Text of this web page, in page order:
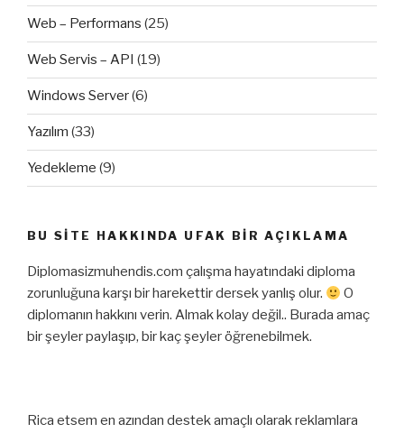
Web – Performans (25)
Web Servis – API (19)
Windows Server(6)
Yazılım (33)
Yedekleme (9)
BU SITE HAKKINDA UFAK BIR AÇIKLAMA
Diplomasizmuhendis.com çalışma hayatındaki diploma
zorunluğuna karşı bir harekettir dersek yanlış olur.
O
diplomanın hakkını verin. Almak kolay değil.. Burada amaç
bir şeyler paylaşıp, bir kaç şeyler öğrenebilmek.
Rica etsem en azından destek amaçlı olarak reklamlara